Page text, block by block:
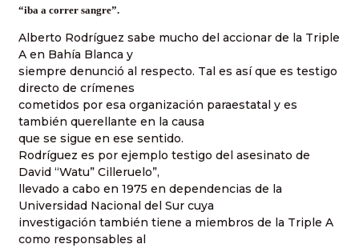
“iba a correr sangre”.
Alberto Rodríguez sabe mucho del accionar de la Triple
A en Bahía Blanca y
siempre denunció al respecto. Tal es así que es testigo
directo de crímenes
cometidos por esa organización paraestatal y es
también querellante en la causa
que se sigue en ese sentido.
Rodríguez es por ejemplo testigo del asesinato de
David “Watu” Cilleruelo”,
llevado a cabo en 1975 en dependencias de la
Universidad Nacional del Sur cuya
investigación también tiene a miembros de la Triple A
como responsables al